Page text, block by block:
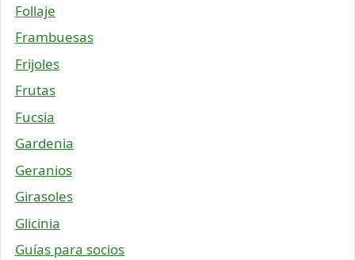
Follaje
Frambuesas
Frijoles
Frutas
Fucsia
Gardenia
Geranios
Girasoles
Glicinia
Guías para socios